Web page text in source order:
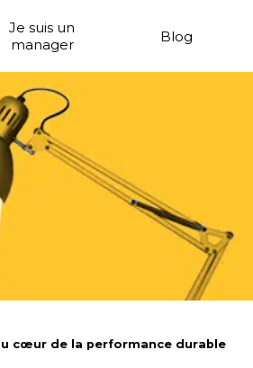
Je suis un
manager
Blog
cœur de la performance durable